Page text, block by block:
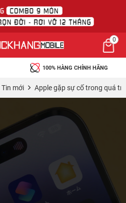
0
100% HÀNG CHÍNH HÃNG
Tin mới Apple gặp sự cố trong quá